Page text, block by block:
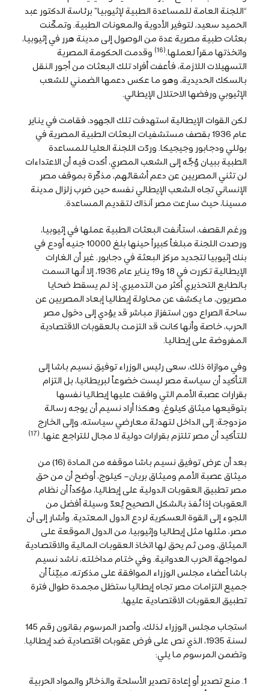
“اللجنة العامة للمساعدة الطبية لإثيوبيا” برئاسة الدكتور عبد
الحميد سعيد، لتوفير الأدوية والمعونات الطبية. وتمكّنت
بعثات طبية مصرية عدة من الوصول إلى مدينة هرر في إثيوبيا،
واتخذتها مقراً لعملها.(16)
وقدمت الحكومة المصرية
التسهيلات اللازمة، فأعفت أفراد تلك البعثات من أجور النقل
بالسكك الحديدية، وهو ما عكس دعمها الضمني للشعب
الإثيوبي ورفضها الاحتلال الإيطالي.
لكن القوات الإيطالية استهدفت تلك الجهود، فقامت في يناير
عام 1936 بقصف مستشفيات البعثات الطبية المصرية في
بوللي ودجابور وجيجيكا. وردّت اللجنة العليا للمساعدة
الطبية ببيان وُجِّه إلى الشعب المصري، أكدت فيه أن الاعتداءات
لن تثني المصريين عن دعم أشقائهم، مذكّرة بموقف مصر
الإنساني تجاه الشعب الإيطالي نفسه حين ضرب زلزال مدينة
مسينا، حيث سارعت مصر آنذاك لتقديم المساعدة.
ورغم القصف، استأنفت البعثات الطبية عملها في إثيوبيا،
ورصدت اللجنة مبلغاً كبيراً حينها بلغ 10000 جنيه أودع في
بنك إثيوبيا لتجديد مركز البعثة في دجابور. غير أن الغارات
الإيطالية تكررت في 18 و19 يناير عام 1936، إلا أنها اتسمت
بالطابع التحذيري أكثر من التدميري، إذ لم يسقط ضحايا
مصريون، ما يكشف عن محاولة إيطاليا إبعاد المصريين عن
ساحة الصراع دون استفزاز مباشر قد يؤدي إلى دخول مصر
الحرب، خاصة وأنها كانت قد التزمت بالعقوبات الاقتصادية
المفروضة على إيطاليا.
وفي موازاة ذلك، سعى رئيس الوزراء توفيق نسيم باشا إلى
التأكيد أن سياسة مصر ليست خضوعاً لبريطانيا، بل التزام
بقرارات عصبة الأمم التي وافقت عليها إيطاليا نفسها
بتوقيعها ميثاق كيلوغ. وهكذا أراد نسيم أن يوجه رسالة
مزدوجة: إلى الداخل لتهدئة معارضي سياسته، وإلى الخارج
للتأكيد أن مصر تلتزم بقرارات دولية لا مجال للتراجع عنها. (17)
بعد أن عرض توفيق نسيم باشا موقفه من المادة (16) من
ميثاق عصبة الأمم وميثاق بريان– كيلوج، أوضح أن من حق
مصر تطبيق العقوبات الدولية على إيطاليا، مؤكداً أن نظام
العقوبات إذا نُفذ بالشكل الصحيح يُعدّ وسيلة أفضل من
اللجوء إلى القوة العسكرية لردع الدول المعتدية. وأشار إلى أن
مصر، مثلها مثل إيطاليا وإثيوبيا، من الدول الموقعة على
الميثاق، ومن ثم يحق لها اتخاذ العقوبات المالية والاقتصادية
لمواجهة الحرب العدوانية. وفي ختام مداخلته، ناشد نسيم
باشا أعضاء مجلس الوزراء الموافقة على مذكرته، مبيّناً أن
جميع التزامات مصر تجاه إيطاليا ستظل مجمدة طوال فترة
تطبيق العقوبات الاقتصادية عليها.
استجاب مجلس الوزراء لذلك، وأصدر المرسوم بقانون رقم 145
لسنة 1935، الذي نص على فرض عقوبات اقتصادية ضد إيطاليا.
وتضمن المرسوم ما يلي:
1. منع تصدير أو إعادة تصدير الأسلحة والذخائر والمواد الحربية